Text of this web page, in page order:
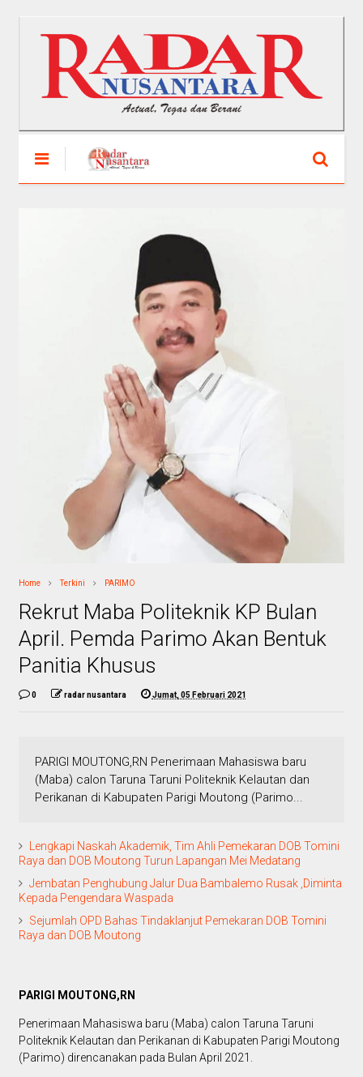
Home Terkini PARIMO
Rekrut Maba Politeknik KP Bulan
April. Pemda Parimo Akan Bentuk
Panitia Khusus
0 radar nusantara Jumat, 05 Februari 2021
PARIGI MOUTONG,RN Penerimaan Mahasiswa baru
(Maba) calon Taruna Taruni Politeknik Kelautan dan
Perikanan di Kabupaten Parigi Moutong (Parimo...
Lengkapi Naskah Akademik, Tim Ahli Pemekaran DOB Tomini
Raya dan DOB Moutong Turun Lapangan Mei Medatang
Jembatan Penghubung Jalur Dua Bambalemo Rusak ,Diminta
Kepada Pengendara Waspada
Sejumlah OPD Bahas Tindaklanjut Pemekaran DOB Tomini
Raya dan DOB Moutong
PARIGI MOUTONG,RN
Penerimaan Mahasiswa baru (Maba) calon Taruna Taruni
Politeknik Kelautan dan Perikanan di Kabupaten Parigi Moutong
(Parimo) direncanakan pada Bulan April 2021.